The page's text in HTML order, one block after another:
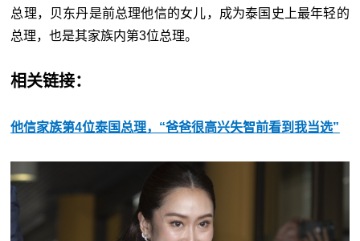
总理，贝东丹是前总理他信的女儿，成为泰国史上最年轻的
总理，也是其家族内第3位总理。
相关链接：
他信家族第4位泰国总理，“爸爸很高兴失智前看到我当选”